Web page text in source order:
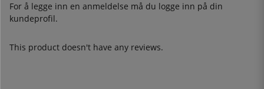
For å legge inn en anmeldelse må du logge inn på din
kundeprofil.
This product doesn't have any reviews.